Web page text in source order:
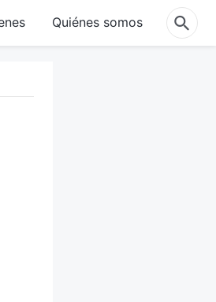
Quiénes somos